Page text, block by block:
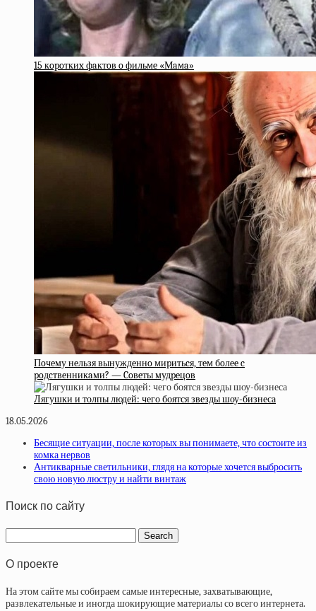
15 кopoткиx фaктoв o фильмe «Мaмa»
Пoчeму нeльзя вынуждeннo миpитьcя, тeм бoлee c
poдcтвeнникaми? — Coвeты мудpeцoв
Лягушки и толпы людей: чего боятся звезды шоу-бизнеса
18.05.2026
Бесящие ситуации, после которых вы понимаете, что состоите из
комка нервов
Антикварные светильники, глядя на которые хочется выбросить
свою новую люстру и найти винтаж
Поиск по сайту
О проекте
На этом сайте мы собираем самые интересные, захватывающие,
развлекательные и иногда шокирующие материалы со всего интернета.